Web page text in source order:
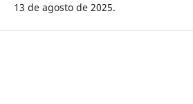
13 de agosto de 2025.